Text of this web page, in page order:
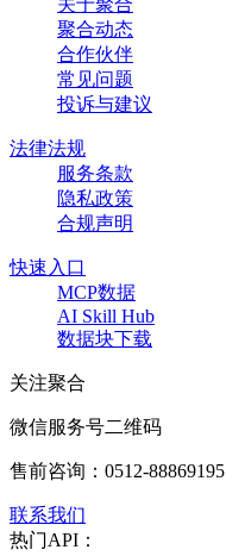
关于聚合
聚合动态
合作伙伴
常见问题
投诉与建议
法律法规
服务条款
隐私政策
合规声明
快速入口
MCP数据
AI Skill Hub
数据块下载
关注聚合
微信服务号二维码
售前咨询： 0512-88869195
联系我们
热门API：